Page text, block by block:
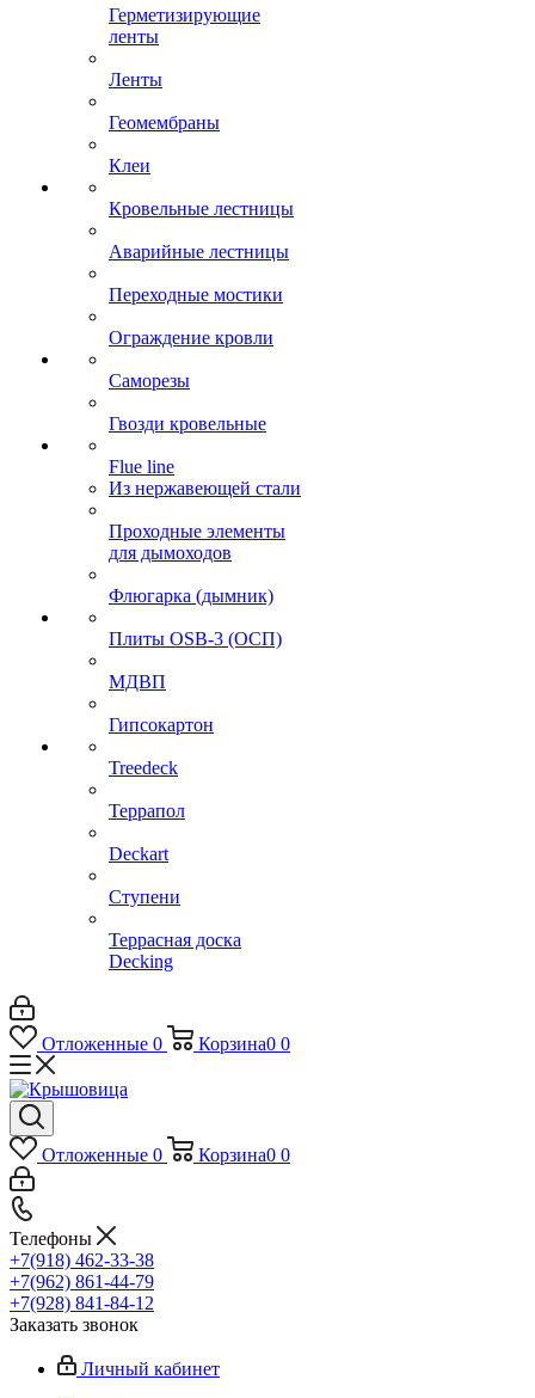
Герметизирующие
ленты
Ленты
Геомембраны
Клеи
Кровельные лестницы
Аварийные лестницы
Переходные мостики
Ограждение кровли
Саморезы
Гвозди кровельные
Flue line
Из нержавеющей стали
Проходные элементы
для дымоходов
Флюгарка (дымник)
Плиты OSB-3 (ОСП)
МДВП
Гипсокартон
Treedeck
Террапол
Deckart
Ступени
Террасная доска
Decking
Отложенные 0 Корзина0 0
Отложенные 0 Корзина0 0
Телефоны
+7(918) 462-33-38
+7(962) 861-44-79
+7(928) 841-84-12
Заказать звонок
Личный кабинет